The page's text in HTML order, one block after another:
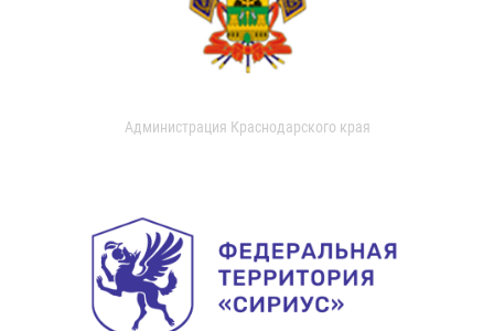
Администрация Краснодарского края